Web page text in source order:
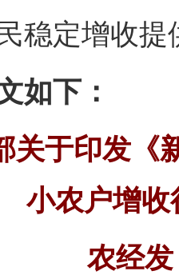
稳定增收提
下：
关于印发《
小农户增
农经